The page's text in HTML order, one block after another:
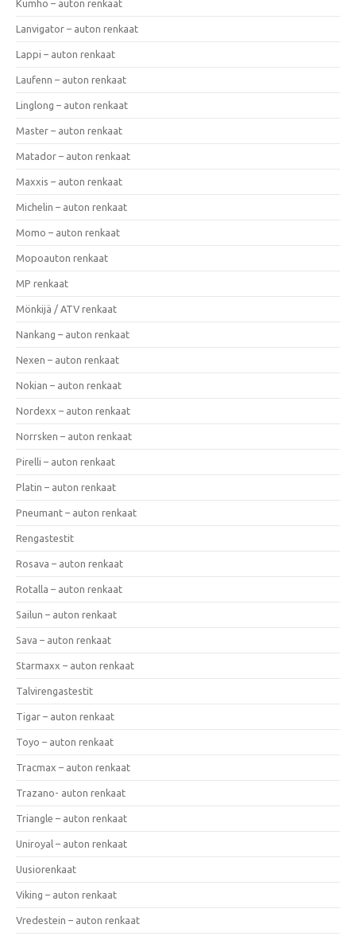
Kumho – auton renkaat
Lanvigator – auton renkaat
Lappi – auton renkaat
Laufenn – auton renkaat
Linglong – auton renkaat
Master – auton renkaat
Matador – auton renkaat
Maxxis – auton renkaat
Michelin – auton renkaat
Momo – auton renkaat
Mopoauton renkaat
MP renkaat
Mönkijä / ATV renkaat
Nankang – auton renkaat
Nexen – auton renkaat
Nokian – auton renkaat
Nordexx – auton renkaat
Norrsken – auton renkaat
Pirelli – auton renkaat
Platin – auton renkaat
Pneumant – auton renkaat
Rengastestit
Rosava – auton renkaat
Rotalla – auton renkaat
Sailun – auton renkaat
Sava – auton renkaat
Starmaxx – auton renkaat
Talvirengastestit
Tigar – auton renkaat
Toyo – auton renkaat
Tracmax – auton renkaat
Trazano- auton renkaat
Triangle – auton renkaat
Uniroyal – auton renkaat
Uusiorenkaat
Viking – auton renkaat
Vredestein – auton renkaat